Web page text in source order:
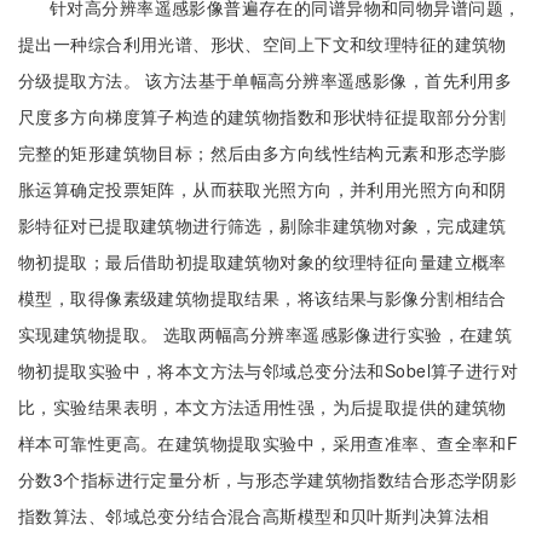
针对高分辨率遥感影像普遍存在的同谱异物和同物异谱问题，
提出一种综合利用光谱、形状、空间上下文和纹理特征的建筑物
分级提取方法。 该方法基于单幅高分辨率遥感影像，首先利用多
尺度多方向梯度算子构造的建筑物指数和形状特征提取部分分割
完整的矩形建筑物目标；然后由多方向线性结构元素和形态学膨
胀运算确定投票矩阵，从而获取光照方向，并利用光照方向和阴
影特征对已提取建筑物进行筛选，剔除非建筑物对象，完成建筑
物初提取；最后借助初提取建筑物对象的纹理特征向量建立概率
模型，取得像素级建筑物提取结果，将该结果与影像分割相结合
实现建筑物提取。 选取两幅高分辨率遥感影像进行实验，在建筑
物初提取实验中，将本文方法与邻域总变分法和Sobel算子进行对
比，实验结果表明，本文方法适用性强，为后提取提供的建筑物
样本可靠性更高。在建筑物提取实验中，采用查准率、查全率和F
分数3个指标进行定量分析，与形态学建筑物指数结合形态学阴影
指数算法、邻域总变分结合混合高斯模型和贝叶斯判决算法相